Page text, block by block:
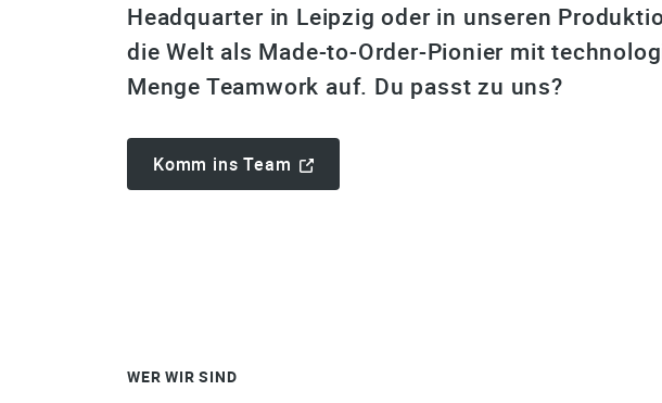
Headquarter in Leipzig oder in unseren
die Welt als Made-to-Order-Pionier mit
Menge Teamwork auf. Du passt zu uns?
Komm ins Team
WER WIR SIND